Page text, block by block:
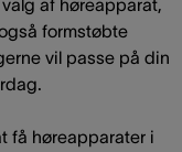
af høreapparat,
formstøbte
vil passe på din
få høreapparater i